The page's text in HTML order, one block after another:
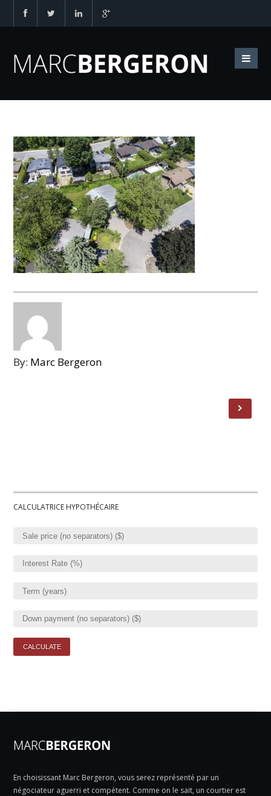
By: Marc Bergeron
CALCULATRICE HYPOTHÉCAIRE
En choisissant Marc Bergeron, vous serez représenté par un
négociateur aguerri et compétent. Comme on le sait, un courtier est